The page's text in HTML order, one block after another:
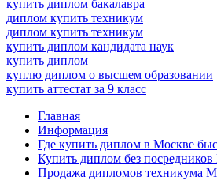
купить диплом бакалавра
диплом купить техникум
диплом купить техникум
купить диплом кандидата наук
купить диплом
куплю диплом о высшем образовании
купить аттестат за 9 класс
Главная
Информация
Где купить диплом в Москве
Купить диплом без
Продажа дипломов техникума